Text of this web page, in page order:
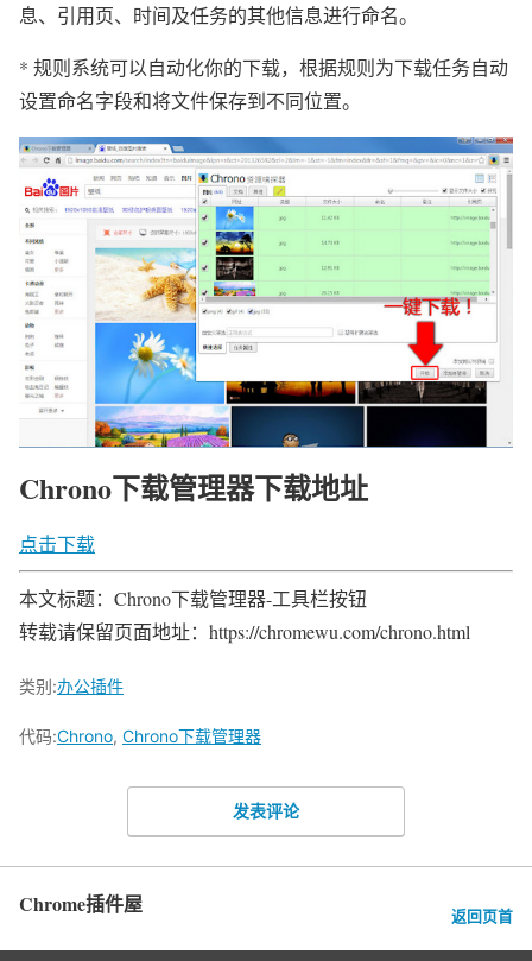
息、引用页、时间及任务的其他信息进行命名。
* 规则系统可以自动化你的下载，根据规则为下载任务自动
设置命名字段和将文件保存到不同位置。
Chrono下载管理器下载地址
点击下载
本文标题：Chrono下载管理器-工具栏按钮
转载请保留页面地址：https://chromewu.com/chrono.html
类别:办公插件
代码:Chrono, Chrono下载管理器
发表评论
Chrome插件屋 返回页首